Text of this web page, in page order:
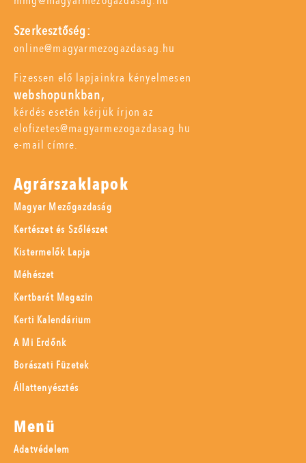
Szerkesztőség:
online@magyarmezogazdasag.hu
Fizessen elő lapjainkra kényelmesen
webshopunkban,
kérdés esetén kérjük írjon az
elofizetes@magyarmezogazdasag.hu
e-mail címre.
Agrárszaklapok
Magyar Mezőgazdaság
Kertészet és Szőlészet
Kistermelők Lapja
Méhészet
Kertbarát Magazin
Kerti Kalendárium
A Mi Erdőnk
Borászati Füzetek
Állattenyésztés
Menü
Adatvédelem